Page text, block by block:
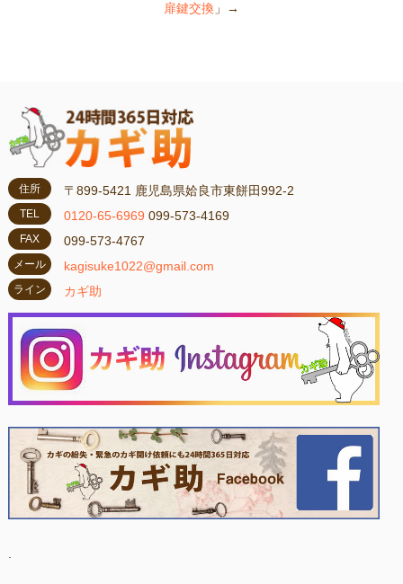
扉鍵交換」→
住所 〒899-5421 鹿児島県姶良市東餅田992-2
TEL 0120-65-6969 099-573-4169
FAX 099-573-4767
メール kagisuke1022@gmail.com
ライン カギ助